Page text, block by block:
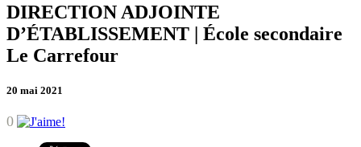
DIRECTION ADJOINTE
D’ÉTABLISSEMENT | École secondaire
Le Carrefour
20 mai 2021
0